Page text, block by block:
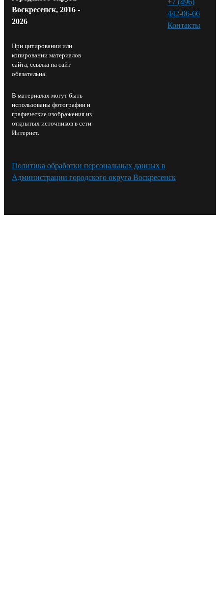
Воскресенск, 2016 -
2026
При цитировании или
копировании материалов
сайта, ссылка на сайт
обязательна.
В материалах могут быть
использованы фотографии и
графические изображения из
открытых источников в сети
Интернет.
442-06-66
Контакты⁠
Политика обработки персональных данных в
Администрации городского округа Воскресенск